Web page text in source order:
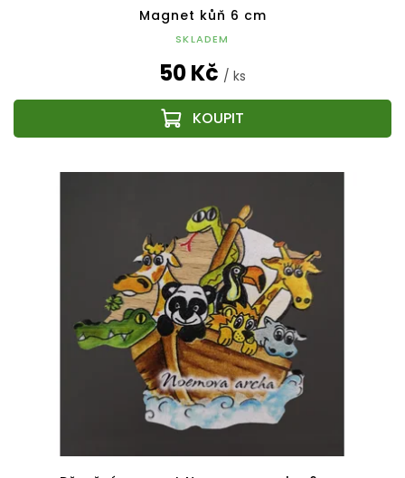
Magnet kůň 6 cm
SKLADEM
50 Kč / ks